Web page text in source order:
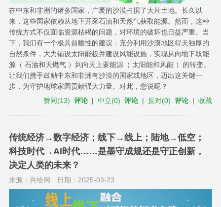
在中东和非洲的诸多国家，广袤的沙漠占据了大片土地。长久以
来，这些国家依赖从地下开采石油和天然气获取能源。然而，这种
传统方式不仅面临资源枯竭的问题，对环境的破坏也日益严重。当
下，我们有一个极具前瞻性的建议：充分利用沙漠地区得天独厚的
自然条件，大力铺设太阳能板并建设风能设施，实现从向地下取能
源（ 石油和天燃气 ）到向天上要能源（ 太阳能和风能 ）的转变。
让我们携手鼓励中东和非洲有沙漠的国家或地区，迈出这关键一
步，为守护地球家园贡献强大力量。对此，您说呢？
赞同(13) 评论 |中立(0) 评论 | 反对(0) 评论 |收藏
传统经济→数字经济；线下→线上；陆地→低空；
科技时代→AI时代……是墨守成规还是守正创新，
决定人类的未来？
来源：共绘网 日期：2025-03-23